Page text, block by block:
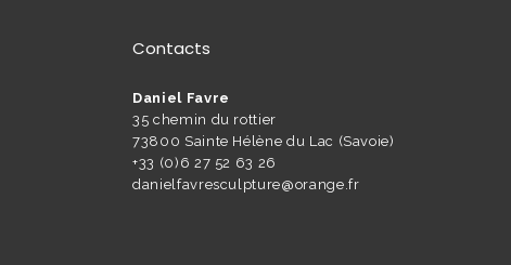
Contacts
Daniel Favre
35 chemin du rottier
73800 Sainte Hélène du Lac (Savoie)
+33 (0)6 27 52 63 26
danielfavresculpture@orange.fr